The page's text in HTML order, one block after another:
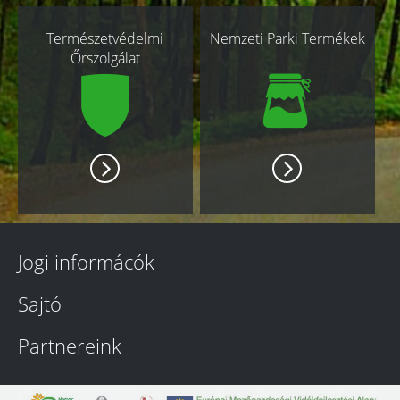
Természetvédelmi
Őrszolgálat
Nemzeti Parki Termékek
Jogi informácók
Sajtó
Partnereink